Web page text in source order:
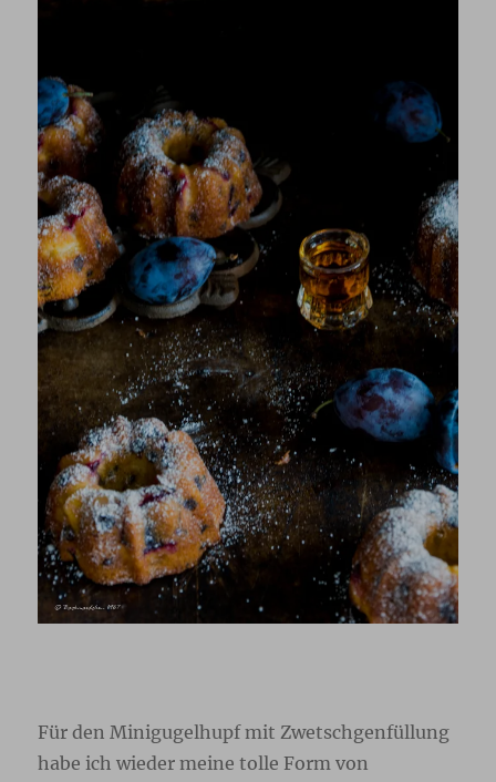
Für den Minigugelhupf mit Zwetschgenfüllung
habe ich wieder meine tolle Form von